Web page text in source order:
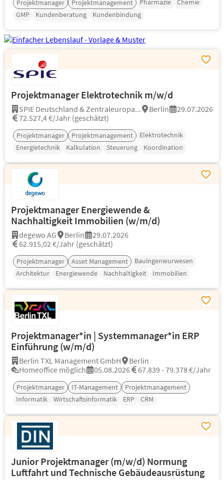
Projektmanager Projektmanagement Pharmazie
Chemie
GMP
Kundenberatung Kundenbindung
Projektmanager Elektrotechnik m/w/d
SPIE Deutschland & Zentraleuropa... Berlin
29.07.2026
72.527,4 €/Jahr (geschätzt)
Projektmanager Projektmanagement
Elektrotechnik
Energietechnik
Kalkulation Steuerung Koordination
Projektmanager Energiewende &
Nachhaltigkeit Immobilien (w/m/d)
degewo AG Berlin
29.07.2026
62.915,02 €/Jahr (geschätzt)
Projektmanager Asset Management
Bauingenieurwesen
Architektur
Energiewende Nachhaltigkeit Immobilien
Projektmanager*in | Systemmanager*in ERP
Einführung (w/m/d)
Berlin TXL Management GmbH
Berlin
Homeoffice möglich
05.08.2026 67.839 - 79.378 €/Jahr
Projektmanager IT-Management
Projektmanagement
Informatik
Wirtschaftsinformatik ERP CRM
Junior Projektmanager (m/w/d) Normung
Luftfahrt und Technische Gebäudeausrüstung